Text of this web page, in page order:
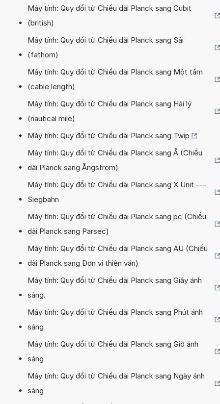
Máy tính: Quy đổi từ Chiều dài Planck sang Cubit
(british)
Máy tính: Quy đổi từ Chiều dài Planck sang Sải
(fathom)
Máy tính: Quy đổi từ Chiều dài Planck sang Một tầm
(cable length)
Máy tính: Quy đổi từ Chiều dài Planck sang Hải lý
(nautical mile)
Máy tính: Quy đổi từ Chiều dài Planck sang Twip
Máy tính: Quy đổi từ Chiều dài Planck sang Å (Chiều
dài Planck sang Ångström)
Máy tính: Quy đổi từ Chiều dài Planck sang X Unit ---
Siegbahn
Máy tính: Quy đổi từ Chiều dài Planck sang pc (Chiều
dài Planck sang Parsec)
Máy tính: Quy đổi từ Chiều dài Planck sang AU (Chiều
dài Planck sang Đơn vị thiên văn)
Máy tính: Quy đổi từ Chiều dài Planck sang Giây ánh
sáng.
Máy tính: Quy đổi từ Chiều dài Planck sang Phút ánh
sáng
Máy tính: Quy đổi từ Chiều dài Planck sang Giờ ánh
sáng
Máy tính: Quy đổi từ Chiều dài Planck sang Ngày ánh
sáng